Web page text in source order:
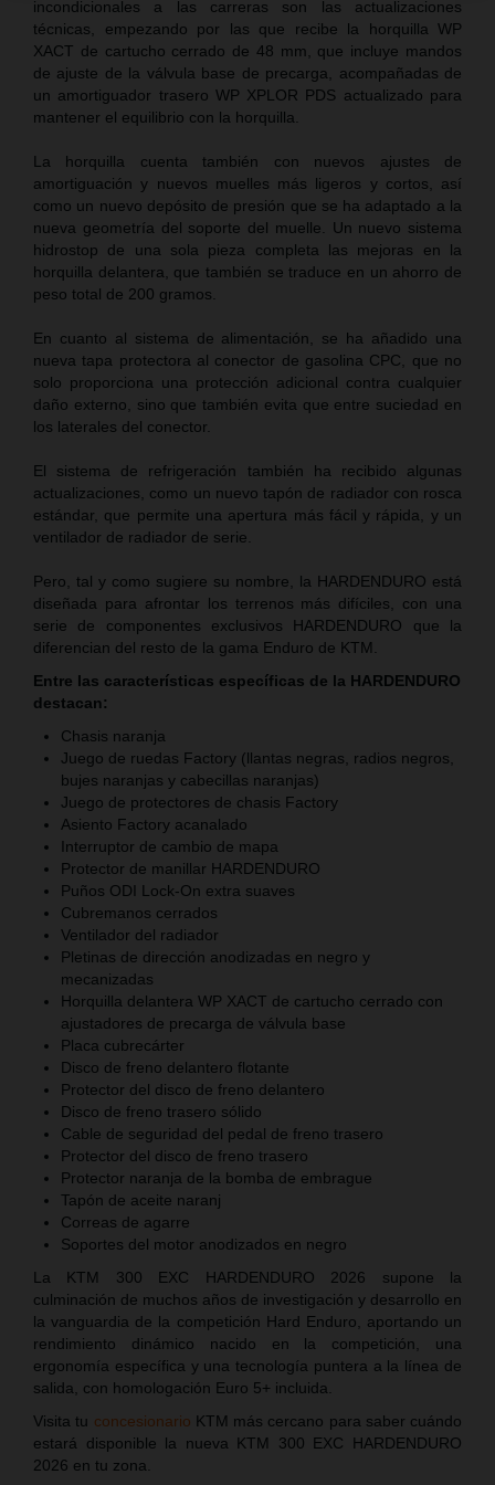
incondicionales a las carreras son las actualizaciones
técnicas, empezando por las que recibe la horquilla WP
XACT de cartucho cerrado de 48 mm, que incluye mandos
de ajuste de la válvula base de precarga, acompañadas de
un amortiguador trasero WP XPLOR PDS actualizado para
mantener el equilibrio con la horquilla.
La horquilla cuenta también con nuevos ajustes de
amortiguación y nuevos muelles más ligeros y cortos, así
como un nuevo depósito de presión que se ha adaptado a la
nueva geometría del soporte del muelle. Un nuevo sistema
hidrostop de una sola pieza completa las mejoras en la
horquilla delantera, que también se traduce en un ahorro de
peso total de 200 gramos.
En cuanto al sistema de alimentación, se ha añadido una
nueva tapa protectora al conector de gasolina CPC, que no
solo proporciona una protección adicional contra cualquier
daño externo, sino que también evita que entre suciedad en
los laterales del conector.
El sistema de refrigeración también ha recibido algunas
actualizaciones, como un nuevo tapón de radiador con rosca
estándar, que permite una apertura más fácil y rápida, y un
ventilador de radiador de serie.
Pero, tal y como sugiere su nombre, la HARDENDURO está
diseñada para afrontar los terrenos más difíciles, con una
serie de componentes exclusivos HARDENDURO que la
diferencian del resto de la gama Enduro de KTM.
Entre las características específicas de la HARDENDURO
destacan:
Chasis naranja
Juego de ruedas Factory (llantas negras, radios negros,
bujes naranjas y cabecillas naranjas)
Juego de protectores de chasis Factory
Asiento Factory acanalado
Interruptor de cambio de mapa
Protector de manillar HARDENDURO
Puños ODI Lock-On extra suaves
Cubremanos cerrados
Ventilador del radiador
Pletinas de dirección anodizadas en negro y
mecanizadas
Horquilla delantera WP XACT de cartucho cerrado con
ajustadores de precarga de válvula base
Placa cubrecárter
Disco de freno delantero flotante
Protector del disco de freno delantero
Disco de freno trasero sólido
Cable de seguridad del pedal de freno trasero
Protector del disco de freno trasero
Protector naranja de la bomba de embrague
Tapón de aceite naranj
Correas de agarre
Soportes del motor anodizados en negro
La KTM 300 EXC HARDENDURO 2026 supone la
culminación de muchos años de investigación y desarrollo en
la vanguardia de la competición Hard Enduro, aportando un
rendimiento dinámico nacido en la competición, una
ergonomía específica y una tecnología puntera a la línea de
salida, con homologación Euro 5+ incluida.
Visita tu concesionario KTM más cercano para saber cuándo
estará disponible la nueva KTM 300 EXC HARDENDURO
2026 en tu zona.